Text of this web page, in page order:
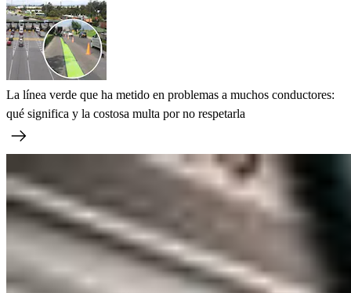
La línea verde que ha metido en problemas a muchos conductores:
qué significa y la costosa multa por no respetarla